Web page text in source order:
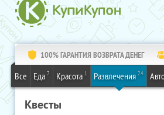
100% ГАРАНТИЯ ВОЗВРАТА ДЕНЕГ
Все Еда 7 Красота 1 Развлечения 24
Квесты